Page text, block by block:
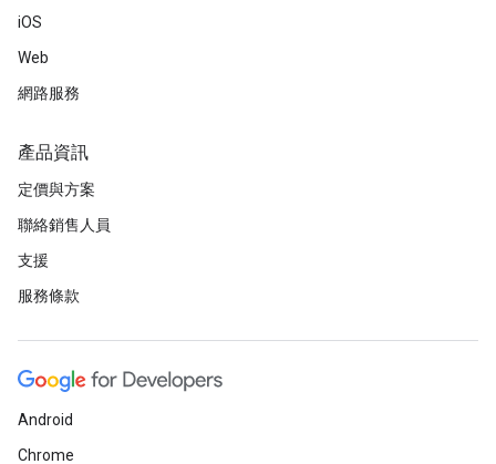
iOS
Web
網路服務
產品資訊
定價與方案
聯絡銷售人員
支援
服務條款
Android
Chrome